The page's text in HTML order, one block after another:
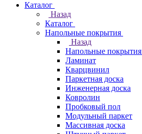
Каталог
Назад
Каталог
Напольные покрытия
Назад
Напольные покрытия
Ламинат
Кварцвинил
Паркетная доска
Инженерная доска
Ковролин
Пробковый пол
Модульный паркет
Массивная доска